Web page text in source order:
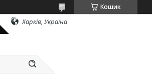
Кошик
Харків, Україна